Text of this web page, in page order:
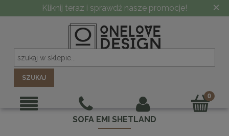
Kliknij teraz i sprawdź nasze promocje! ×
SZUKAJ
SOFA EMI SHETLAND